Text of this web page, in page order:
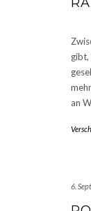
an
6.